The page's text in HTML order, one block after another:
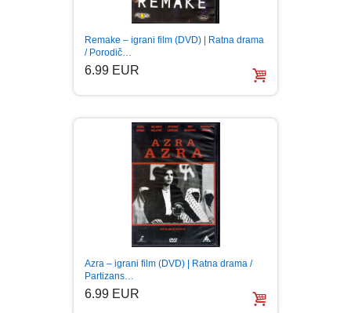
INTERNET I RAČUNARI
KLASICI
KNJIGE ZA DECU
KOMEDIJA
KRIMINALISTIČKI
KUVARI
Remake – igrani film (DVD) | Ratna drama
/ Porodič…
6.99 EUR
Azra – igrani film (DVD) | Ratna drama /
Partizans…
6.99 EUR